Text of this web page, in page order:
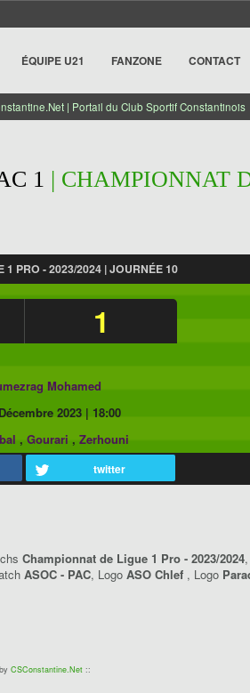
ÉQUIPE U21 FANZONE CONTACT
| Portail du Club Sportif Constantinois
1 | CHAMPIONNAT
1 PRO - 2023/2024 | JOURNÉE 10
1
Mohamed
2023| 18:00
, Gourari , Zerhouni
twitter
Championnat de Ligue 1 Pro - 2023/2024
ASOC - PAC, Logo ASO Chlef , Logo
CSConstantine.Net::